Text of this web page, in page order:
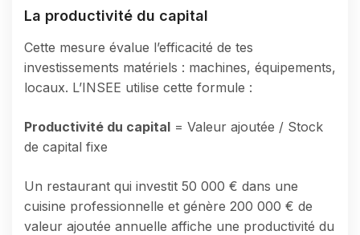
La productivité du capital
Cette mesure évalue l’efficacité de tes
investissements matériels : machines, équipements,
locaux. L’INSEE utilise cette formule :
Productivité du capital = Valeur ajoutée / Stock
de capital fixe
Un restaurant qui investit 50 000 € dans une
cuisine professionnelle et génère 200 000 € de
valeur ajoutée annuelle affiche une productivité du